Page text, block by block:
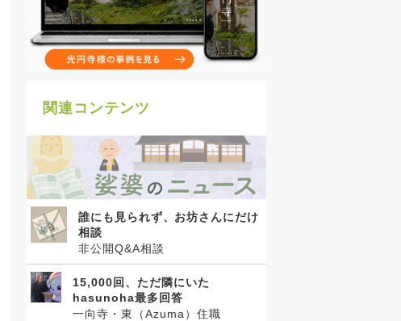
関連コンテンツ
誰にも見られず、お坊さんにだけ
相談
非公開Q&A相談
15,000回、ただ隣にいた
hasunoha最多回答
一向寺・東（Azuma）住職